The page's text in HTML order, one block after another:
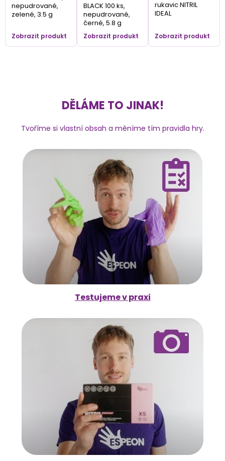
nepudrované,
zelené, 3.5 g
Zobrazit produkt
BLACK 100 ks,
nepudrované,
černé, 5.8 g
Zobrazit produkt
rukavic NITRIL
IDEAL
Zobrazit produkt
DĚLÁME TO JINAK!
Tvoříme si vlastní obsah a měníme tím pravidla hry.
Testujeme v praxi